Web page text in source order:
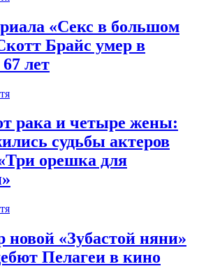
«Секс в большом
Брайс умер в
лет
рака и четыре жены:
судьбы актеров
орешка для
новой «Зубастой няни»
Пелагеи в кино